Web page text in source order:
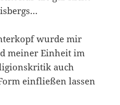
wurde mir
meiner Einheit im
auch
einfließen lassen